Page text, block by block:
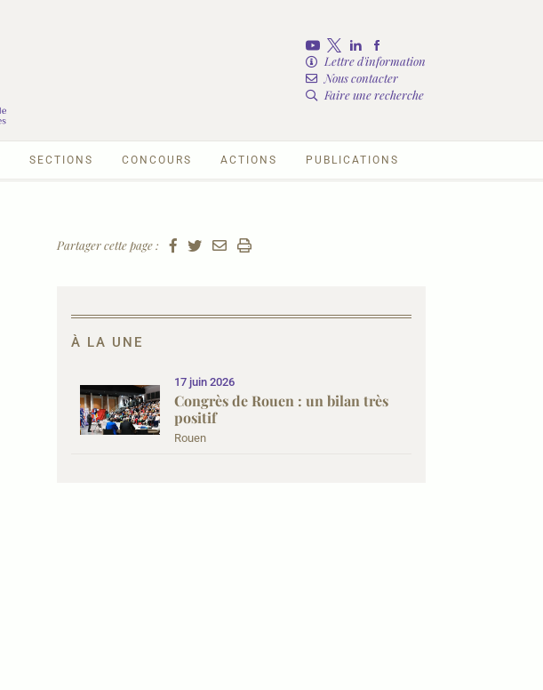
Lettre d'information
Nous contacter
Faire une recherche
SECTIONS CONCOURS ACTIONS PUBLICATIONS
Partager cette page :
À LA UNE
17 juin 2026
Congrès de Rouen : un bilan très
positif
Rouen